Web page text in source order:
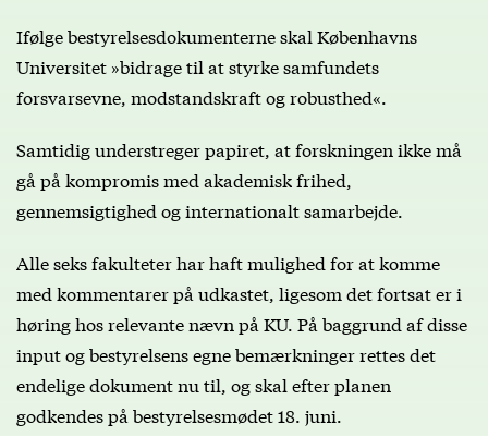
Ifølge bestyrelsesdokumenterne skal Københavns
Universitet »bidrage til at styrke samfundets
forsvarsevne, modstandskraft og robusthed«.
Samtidig understreger papiret, at forskningen ikke må
gå på kompromis med akademisk frihed,
gennemsigtighed og internationalt samarbejde.
Alle seks fakulteter har haft mulighed for at komme
med kommentarer på udkastet, ligesom det fortsat er i
høring hos relevante nævn på KU. På baggrund af disse
input og bestyrelsens egne bemærkninger rettes det
endelige dokument nu til, og skal efter planen
godkendes på bestyrelsesmødet 18. juni.